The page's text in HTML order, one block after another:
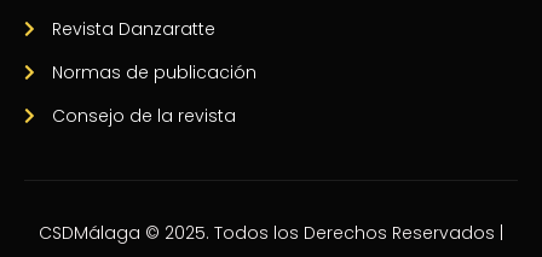
Revista Danzaratte
Normas de publicación
Consejo de la revista
CSDMálaga © 2025. Todos los Derechos Reservados |